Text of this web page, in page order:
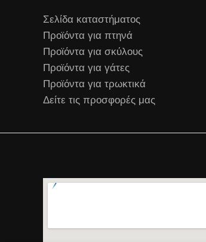
Σελίδα καταστήματος
Προϊόντα για πτηνά
Προϊόντα για σκύλους
Προϊόντα για γάτες
Προϊόντα για τρωκτικά
Δείτε τις προσφορές μας